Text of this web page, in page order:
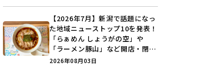
【2026年7月】新潟で話題になっ
た地域ニューストップ10を発表！
「らぁめん しょうがの空」や
「ラーメン豚山」など開店・閉店
の注目記事をランキングでご紹介
2026年08月03日